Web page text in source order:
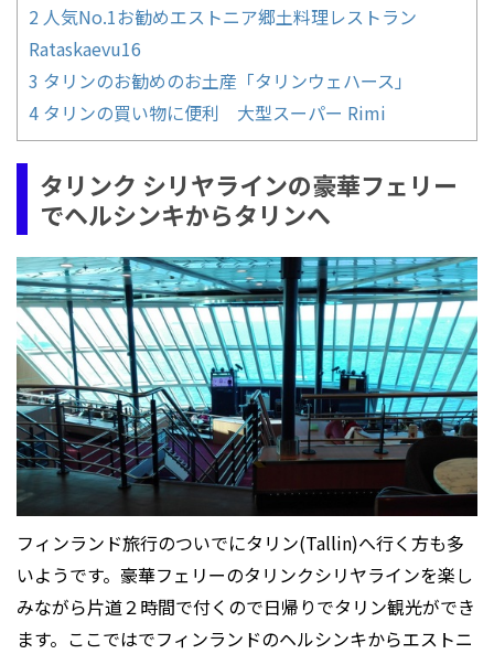
2 人気No.1お勧めエストニア郷土料理レストラン
Rataskaevu16
3 タリンのお勧めのお土産「タリンウェハース」
4 タリンの買い物に便利 大型スーパー Rimi
タリンク シリヤラインの豪華フェリー
でヘルシンキからタリンへ
フィンランド旅行のついでにタリン(Tallin)へ行く方も多
いようです。豪華フェリーのタリンクシリヤラインを楽し
みながら片道２時間で付くので日帰りでタリン観光ができ
ます。ここではでフィンランドのヘルシンキからエストニ